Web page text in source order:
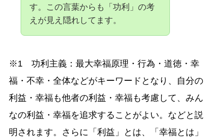
す。この言葉からも「功利」の考
えが見え隠れしてます。
※1 功利主義：最大幸福原理・行為・道徳・幸
福・不幸・全体などがキーワードとなり、自分の
利益・幸福も他者の利益・幸福も考慮して、みん
なの利益・幸福を追求することがよい。などと説
明されます。さらに「利益」とは、「幸福とは」